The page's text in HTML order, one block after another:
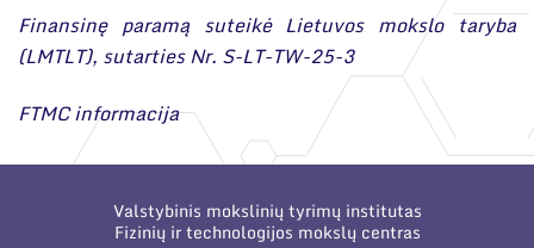
Finansinę paramą suteikė Lietuvos mokslo taryba
(LMTLT), sutarties Nr. S-LT-TW-25-3
FTMC informacija
Valstybinis mokslinių tyrimų institutas
Fizinių ir technologijos mokslų centras